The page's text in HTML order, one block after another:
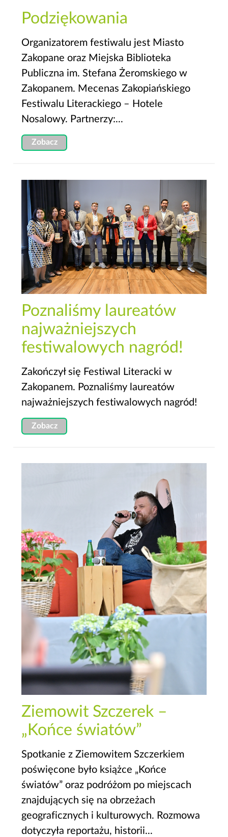
Podziękowania
Organizatorem festiwalu jest Miasto
Zakopane oraz Miejska Biblioteka
Publiczna im. Stefana Żeromskiego w
Zakopanem. Mecenas Zakopiańskiego
Festiwalu Literackiego – Hotele
Nosalowy. Partnerzy:...
Zobacz
Poznaliśmy laureatów
najważniejszych
festiwalowych nagród!
Zakończył się Festiwal Literacki w
Zakopanem. Poznaliśmy laureatów
najważniejszych festiwalowych nagród!
Zobacz
Ziemowit Szczerek –
„Końce światów”
Spotkanie z Ziemowitem Szczerkiem
poświęcone było książce „Końce
światów” oraz podróżom po miejscach
znajdujących się na obrzeżach
geograficznych i kulturowych. Rozmowa
dotyczyła reportażu, historii...